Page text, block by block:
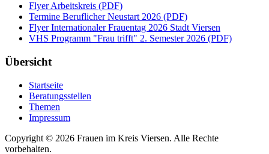
Flyer Arbeitskreis (PDF)
Termine Beruflicher Neustart 2026 (PDF)
Flyer Internationaler Frauentag 2026 Stadt Viersen
VHS Programm "Frau trifft" 2. Semester 2026 (PDF)
Übersicht
Startseite
Beratungsstellen
Themen
Impressum
Copyright © 2026 Frauen im Kreis Viersen. Alle Rechte
vorbehalten.